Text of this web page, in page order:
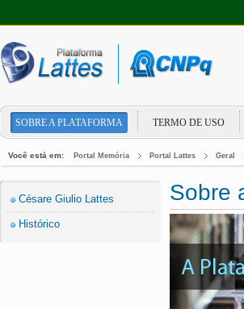
SOBRE A PLATAFORMA TERMO DE USO
Você está em: Portal Memória Portal Lattes Geral
Césare Giulio Lattes
Histórico
Sobre